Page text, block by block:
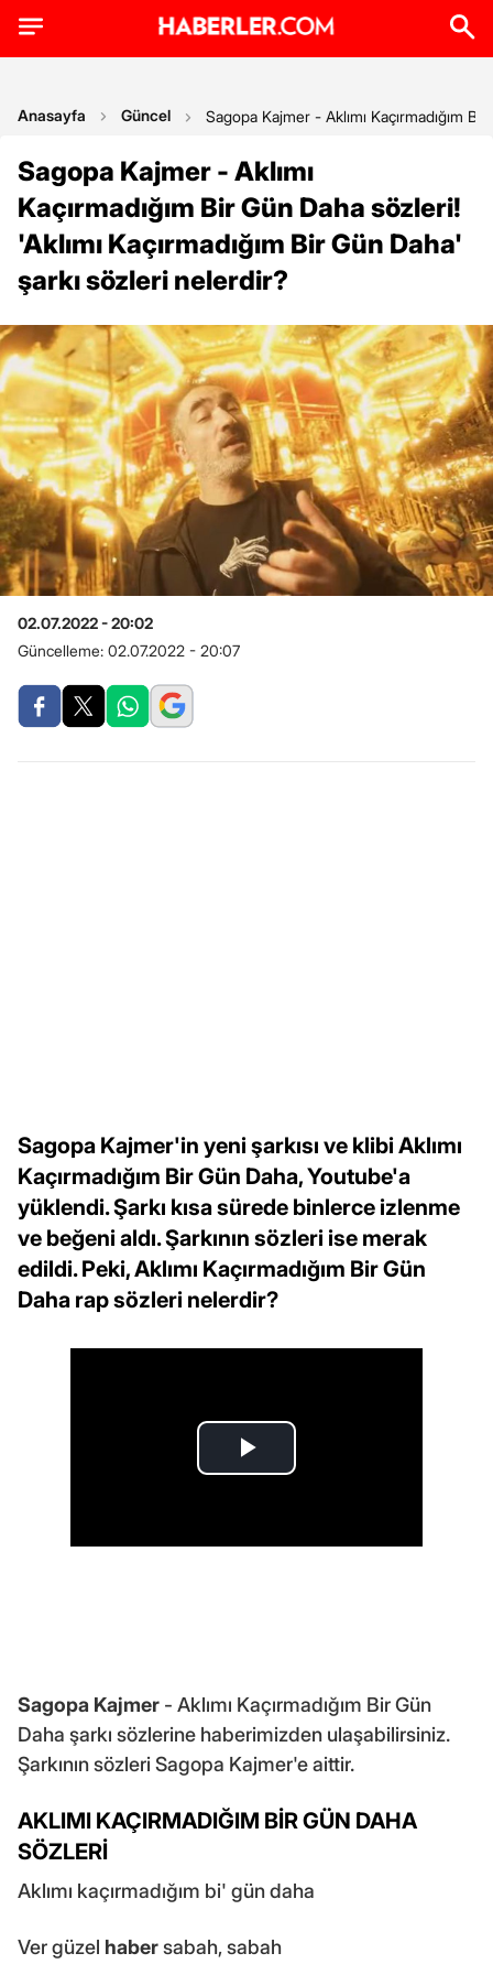
Anasayfa Güncel Sagopa Kajmer - Aklımı Kaçırmadığım
Sagopa Kajmer - Aklımı
Kaçırmadığım Bir Gün Daha sözleri!
'Aklımı Kaçırmadığım Bir Gün Daha'
şarkı sözleri nelerdir?
02.07.2022 - 20:02
Güncelleme: 02.07.2022 - 20:07
Sagopa Kajmer'in yeni şarkısı ve klibi Aklımı
Kaçırmadığım Bir Gün Daha, Youtube'a
yüklendi. Şarkı kısa sürede binlerce izlenme
ve beğeni aldı. Şarkının sözleri ise merak
edildi. Peki, Aklımı Kaçırmadığım Bir Gün
Daha rap sözleri nelerdir?
Sagopa Kajmer - Aklımı Kaçırmadığım Bir Gün
Daha şarkı sözlerine haberimizden ulaşabilirsiniz.
Şarkının sözleri Sagopa Kajmer'e aittir.
AKLIMI KAÇIRMADIĞIM BİR GÜN DAHA
SÖZLERİ
Aklımı kaçırmadığım bi' gün daha
Ver güzel habersabah, sabah